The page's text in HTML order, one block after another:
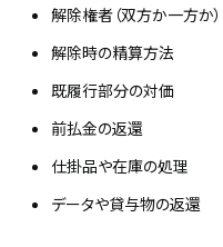
解除権者（双方か一方か）
解除時の精算方法
既履行部分の対価
前払金の返還
仕掛品や在庫の処理
データや貸与物の返還